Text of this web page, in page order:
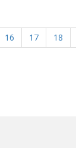
16 17 18